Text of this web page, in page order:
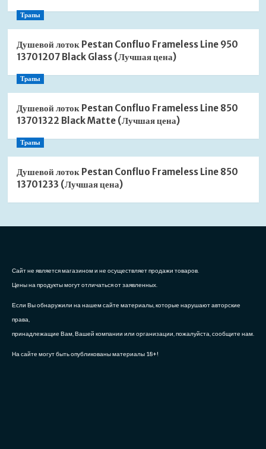
Трапы
Душевой лоток Pestan Confluo Frameless Line 950
13701207 Black Glass (Лучшая цена)
Трапы
Душевой лоток Pestan Confluo Frameless Line 850
13701322 Black Matte (Лучшая цена)
Трапы
Душевой лоток Pestan Confluo Frameless Line 850
13701233 (Лучшая цена)
Сайт не является магазином и не осуществляет продажи товаров.
Цены на продукты могут отличаться от заявленных.
Если Вы обнаружили на нашем сайте материалы, которые нарушают авторские
права,
принадлежащие Вам, Вашей компании или организации, пожалуйста, сообщите нам.
На сайте могут быть опубликованы материалы 18+!